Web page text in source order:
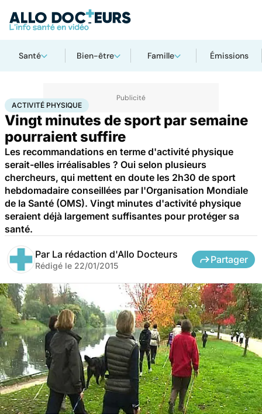
Santé Bien-être Famille Émissions
AccueilBien-êtreSport santé Activité physique
ACTIVITÉ PHYSIQUE
Vingt minutes de sport par semaine
pourraient suffire
Les recommandations en terme d'activité physique
serait-elles irréalisables ? Oui selon plusieurs
chercheurs, qui mettent en doute les 2h30 de sport
hebdomadaire conseillées par l'Organisation Mondiale
de la Santé (OMS). Vingt minutes d'activité physique
seraient déjà largement suffisantes pour protéger sa
santé.
Par La rédaction d'Allo Docteurs
Rédigé le 22/01/2015
Partager